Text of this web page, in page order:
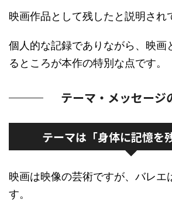
映画作品として残したと説明され
個人的な記録でありながら、映画
るところが本作の特別な点です。
テーマ・メッセージ
テーマは「身体に記憶を
映画は映像の芸術ですが、バレエ
す。